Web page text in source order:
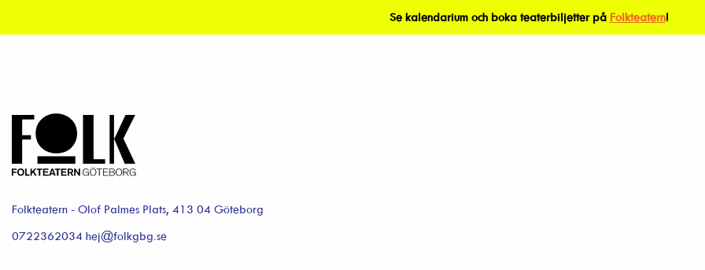
Se kalendarium och boka teaterbiljetter på Folkteatern!
Folkteatern - Olof Palmes Plats, 413 04 Göteborg
0722362034 hej@folkgbg.se